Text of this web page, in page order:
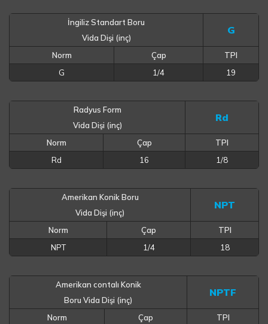
İngiliz Standart Boru
Vida Dişi (inç)
G
Norm Çap
TPI
G
1/4 19
Radyus Form
Vida Dişi (inç)
Rd
Norm Çap
TPI
Rd
16 1/8
Amerikan Konik Boru
Vida Dişi (inç)
NPT
Norm Çap
TPI
NPT
1/4 18
Amerikan contalı Konik
Boru Vida Dişi (inç)
NPTF
Norm Çap
TPI